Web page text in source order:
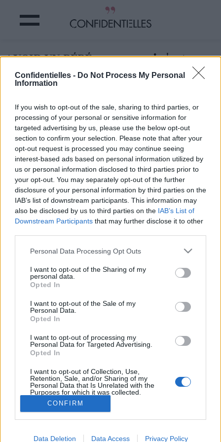
Confidentielles - Do Not Process My Personal
Information
If you wish to opt-out of the sale, sharing to third parties, or
processing of your personal or sensitive information for
targeted advertising by us, please use the below opt-out
section to confirm your selection. Please note that after your
opt-out request is processed you may continue seeing
interest-based ads based on personal information utilized by
us or personal information disclosed to third parties prior to
your opt-out. You may separately opt-out of the further
disclosure of your personal information by third parties on the
IAB’s list of downstream participants. This information may
also be disclosed by us to third parties on the IAB’s List of
Downstream Participants that may further disclose it to other
Personal Data Processing Opt Outs
I want to opt-out of the Sharing of my
personal data.
Opted In
I want to opt-out of the Sale of my
Personal Data.
Opted In
I want to opt-out of processing my
Personal Data for Targeted Advertising.
Opted In
I want to opt-out of Collection, Use,
Retention, Sale, and/or Sharing of my
Personal Data that Is Unrelated with the
Purposes for which it was collected.
Opted Out
CONFIRM
Data Deletion Data Access Privacy Policy
AVOIR UN BÉBÉ : pourquoi c'est un
FREIN dans votre CARRIÈRE
On s'en doutait déjà
c'est une étude américaine
qui vient le confirmer : les
femmes qui ont un enfant
gagnent moins que celles
qui n'en ont pas.
Publiée dans la revue
PLOS ONE, cette étude
menée par l'Université de
Washington sur un panel
de 1,6 millions de Danoises
révèle que celles qui ont
un enfant avant l'âge de 28
moins élevé que celles qui
Et ce , tout au long de leur
carrière...
carrière serait entre 28 et 34 ans.
Moralité :bah, en fait, comme d'hab', les femmes se font
Crédit photo /Pinterest